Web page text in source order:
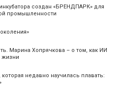
создан «БРЕНДПАРК» для
промышленности
Марина Хопрячкова – о том, как ИИ
жизни
недавно научилась плавать: